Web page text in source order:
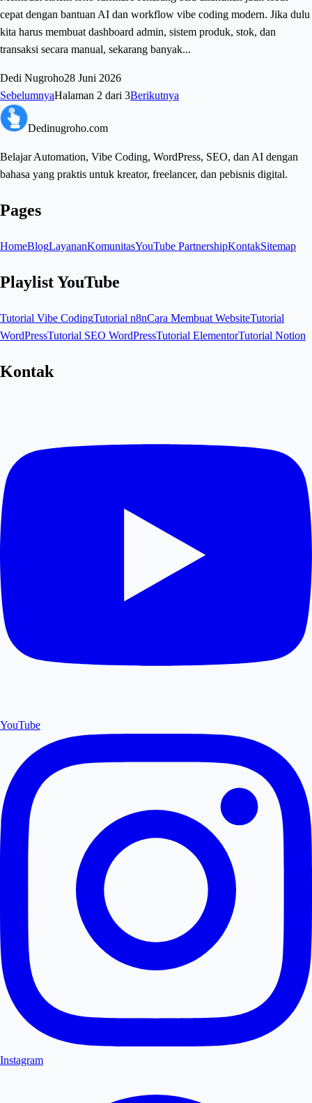
cepat dengan bantuan AI dan workflow vibe coding modern. Jika dulu
kita harus membuat dashboard admin, sistem produk, stok, dan
transaksi secara manual, sekarang banyak...
Dedi Nugroho28 Juni 2026
SebelumnyaHalaman 2 dari 3Berikutnya
Dedinugroho.com
Belajar Automation, Vibe Coding, WordPress, SEO, dan AI dengan
bahasa yang praktis untuk kreator, freelancer, dan pebisnis digital.
Pages
HomeBlogLayananKomunitasYouTube PartnershipKontakSitemap
Playlist YouTube
Tutorial Vibe CodingTutorial n8nCara Membuat WebsiteTutorial
WordPressTutorial SEO WordPressTutorial ElementorTutorial Notion
Kontak
YouTube
Instagram